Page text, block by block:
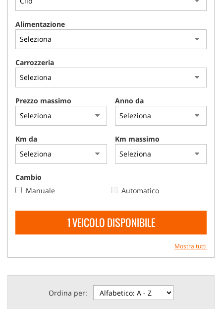
Alimentazione
Carrozzeria
Prezzo massimo Anno da
Km da Km massimo
Cambio
Manuale
Automatico
1 VEICOLO DISPONIBILE
Mostra tutti
Ordina per: